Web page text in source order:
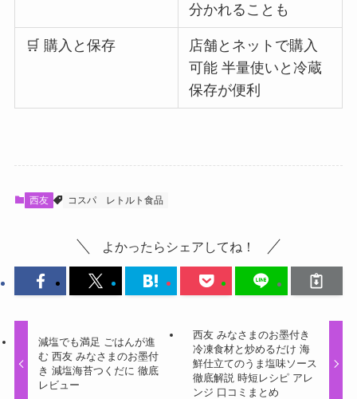
分かれることも
🛒 購入と保存
店舗とネットで購入
可能 半量使いと冷蔵
保存が便利
西友 コスパ レトルト食品
よかったらシェアしてね！
減塩でも満足 ごはんが進
む 西友 みなさまのお墨付
き 減塩海苔つくだに 徹底
レビュー
西友 みなさまのお墨付き
冷凍食材と炒めるだけ 海
鮮仕立てのうま塩味ソース
徹底解説 時短レシピ アレ
ンジ 口コミまとめ